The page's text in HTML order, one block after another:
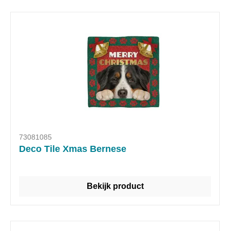
73081085
Deco Tile Xmas Bernese
Bekijk product